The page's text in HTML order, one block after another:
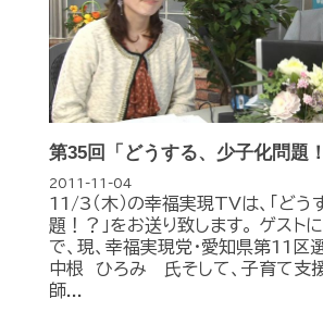
第35回「どうする、少子化問題！
2011-11-04
11/3（木）の幸福実現TVは、「どう
題！？」をお送り致します。 ゲスト
で、現、幸福実現党・愛知県第11区
中根 ひろみ 氏そして、子育て支
師...